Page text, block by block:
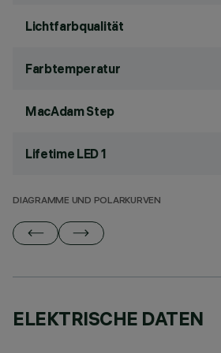
Lichtfarbqualität
Farbtemperatur
MacAdam Step
Lifetime LED 1
DIAGRAMME UND POLARKURVEN
ELEKTRISCHE DATEN